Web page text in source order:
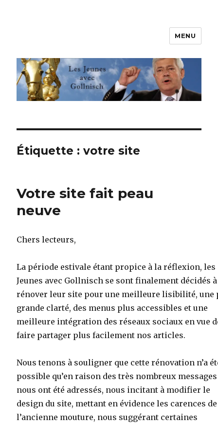
Les jeunes avec Gollnisch
MENU
Étiquette :votre site
Votre site fait peau
neuve
Chers lecteurs,
La période estivale étant propice à la réflexion, les
Jeunes avec Gollnisch se sont finalement décidés à
rénover leur site pour une meilleure lisibilité, une
grande clarté, des menus plus accessibles et une
meilleure intégration des réseaux sociaux en vue
faire partager plus facilement nos articles.
Nous tenons à souligner que cette rénovation n’a
possible qu’en raison des très nombreux
nous ont été adressés, nous incitant à modifier le
design du site, mettant en évidence les carences de
l’ancienne mouture, nous suggérant certaines